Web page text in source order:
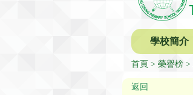
學校簡介
首頁 榮譽榜
返回